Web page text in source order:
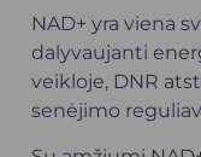
NAD+ yra viena
dalyvaujanti
veikloje, DNR
senėjimo